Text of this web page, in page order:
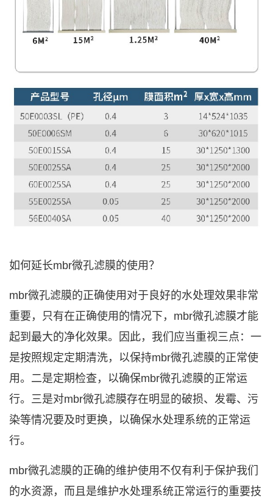
如何延长mbr微孔滤膜的使用？
mbr微孔滤膜的正确使用对于良好的水处理效果非常
重要，只有在正确使用的情况下， mbr微孔滤膜才能
起到最大的净化效果。因此，我们应当重视三点：一
是按照规定定期清洗，以保持mbr微孔滤膜的正常使
用。二是定期检查，以确保mbr微孔滤膜的正常运
行。三是对mbr微孔滤膜存在明显的破损、发霉、污
染等情况要及时更换，以确保水处理系统的正常运
行。
mbr微孔滤膜的正确的维护使用不仅有利于保护我们
的水资源，而且是维护水处理系统正常运行的重要技